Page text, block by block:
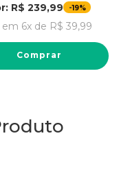
R$ 239,99 -19%
em 6x de R$ 39,99
Comprar